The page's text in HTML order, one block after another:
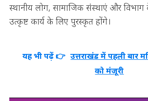
स्थानीय लोग, सामाजिक संस्थाएं और विभाग
उत्कृष्ट कार्य के लिए पुरस्कृत होंगे।
यह भी पढ़ें 👉 उत्तराखंड में पहली बार
को मंजूरी